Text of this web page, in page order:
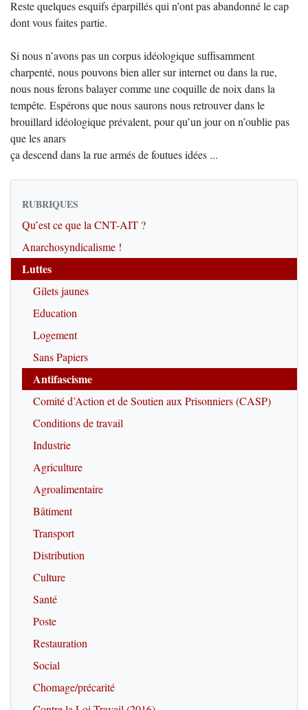
Reste quelques esquifs éparpillés qui n’ont pas abandonné le cap
dont vous faites partie.
Si nous n’avons pas un corpus idéologique suffisamment
charpenté, nous pouvons bien aller sur internet ou dans la rue,
nous nous ferons balayer comme une coquille de noix dans la
tempête. Espérons que nous saurons nous retrouver dans le
brouillard idéologique prévalent, pour qu’un jour on n’oublie pas
que les anars
ça descend dans la rue armés de foutues idées ...
RUBRIQUES
Qu’est ce que la CNT-AIT ?
Anarchosyndicalisme !
Luttes
Gilets jaunes
Education
Logement
Sans Papiers
Antifascisme
Comité d’Action et de Soutien aux Prisonniers (CASP)
Conditions de travail
Industrie
Agriculture
Agroalimentaire
Bâtiment
Transport
Distribution
Culture
Santé
Poste
Restauration
Social
Chomage/précarité